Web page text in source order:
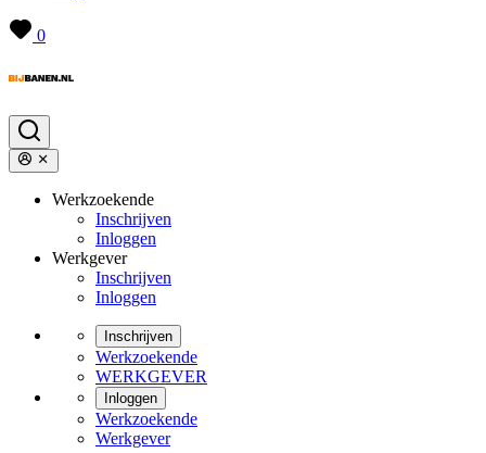
0
Werkzoekende
Inschrijven
Inloggen
Werkgever
Inschrijven
Inloggen
Inschrijven
Werkzoekende
WERKGEVER
Inloggen
Werkzoekende
Werkgever